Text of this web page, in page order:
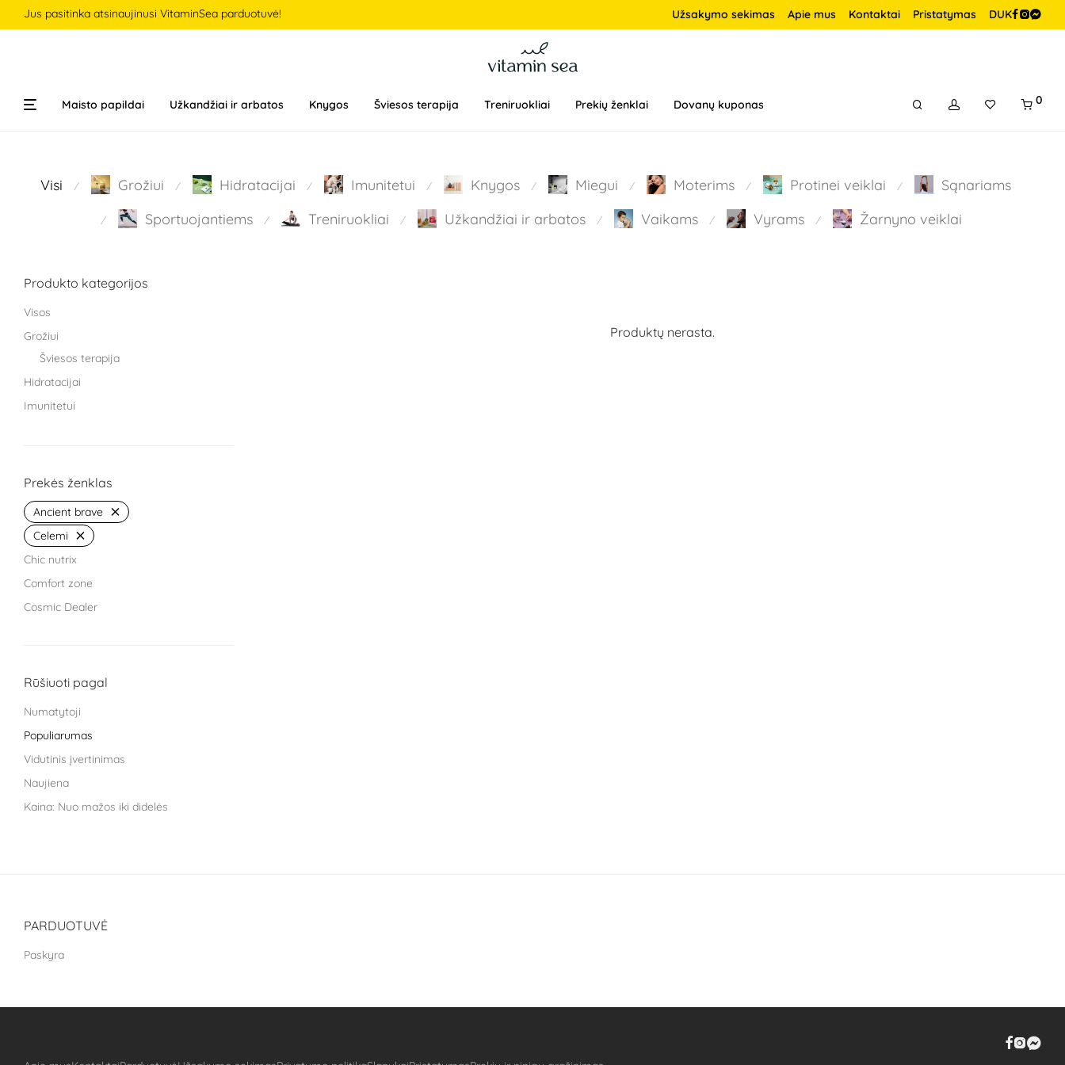
Jus pasitinka atsinaujinusi VitaminSea parduotuvė! Užsakymo sekimas Apie mus Kontaktai Pristatymas DUK
Maisto papildai Užkandžiai ir arbatos Knygos Šviesos terapija Treniruokliai Prekių ženklai Dovanų kuponas 0
Visi ⁄ Grožiui ⁄ Hidratacijai ⁄ Imunitetui ⁄ Knygos ⁄ Miegui ⁄ Moterims ⁄ Protinei veiklai ⁄ Sąnariams
⁄ Sportuojantiems ⁄ Treniruokliai ⁄ Užkandžiai ir arbatos ⁄ Vaikams ⁄ Vyrams ⁄ Žarnyno veiklai
Produkto kategorijos
Visos
Grožiui
Šviesos terapija
Hidratacijai
Imunitetui
Moterims
Protinei veiklai
Sąnariams
Sportuojantiems
Prekės ženklas
Ancient brave
Celemi
Chic nutrix
Comfort zone
Cosmic Dealer
Kingsmith
Treat It Green
Well you
Rūšiuoti pagal
Numatytoji
Populiarumas
Vidutinis įvertinimas
Naujiena
Kaina: Nuo mažos iki didelės
Produktų nerasta.
PARDUOTUVĖ
Paskyra